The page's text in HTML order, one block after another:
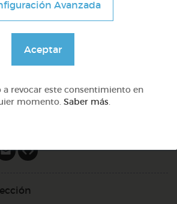
nuestro cuerpo
DOCS (3)
Avanzada
Aceptar
a revocar este consentimiento en
momento. Saber más.